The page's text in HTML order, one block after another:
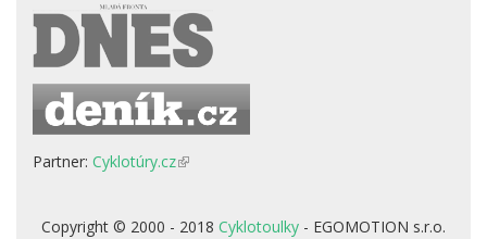
Partner: Cyklotúry.cz(odkaz
Copyright © 2000 - 2018 Cyklotoulky - EGOMOTION s.r.o.